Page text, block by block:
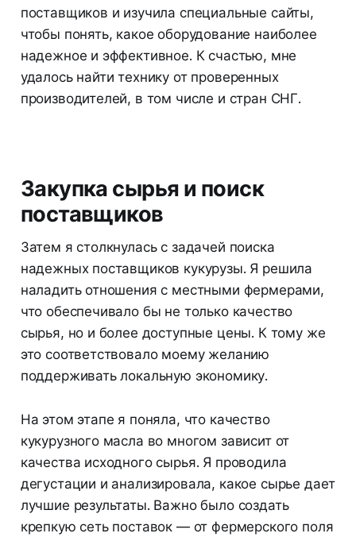
поставщиков и изучила специальные сайты,
чтобы понять, какое оборудование наиболее
надежное и эффективное. К счастью, мне
удалось найти технику от проверенных
производителей, в том числе и стран СНГ.
Закупка сырья и поиск
поставщиков
Затем я столкнулась с задачей поиска
надежных поставщиков кукурузы. Я решила
наладить отношения с местными фермерами,
что обеспечивало бы не только качество
сырья, но и более доступные цены. К тому же
это соответствовало моему желанию
поддерживать локальную экономику.
На этом этапе я поняла, что качество
кукурузного масла во многом зависит от
качества исходного сырья. Я проводила
дегустации и анализировала, какое сырье дает
лучшие результаты. Важно было создать
крепкую сеть поставок — от фермерского поля